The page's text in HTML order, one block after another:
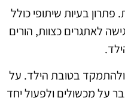
בעיות שיתופי כולל
לאתגרים כצוות, הורים
ולהתמקד בטובת הילד. על
על מכשולים ולפעול יחד